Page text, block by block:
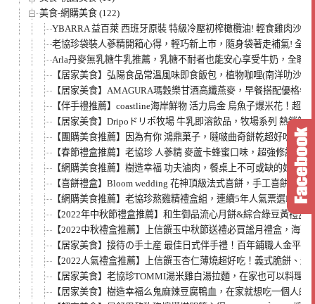
美食-網購美食 (122)
YBARRA 益百萊 西班牙原裝 特級冷壓初榨橄欖油! 輕食雞肉沙拉
老協珍袋裝人蔘精開箱心得，輕巧新上市，隨身袋著走補氣! 全
Arla丹麥無乳糖牛乳推薦，乳糖不耐者也能安心享受牛奶，全聯
【居家美食】弘陽食品常溫風味即食飯包，植物咖哩(南洋叻沙)
【居家美食】AMAGURA瑪穀樂甘酒高纖燕麥，早餐搭配優格
【伴手禮推薦】coastline海岸鮮物 活力烏金 烏魚子爆米花！超好
【居家美食】Dripoドリポ牧場 牛乳即溶飲品，牧場系列 熱銷
【團購美食推薦】因為有你 鴻鼎菓子，噠啵曲奇餅乾超好吃，
【春節禮盒推薦】老協珍 人蔘精 麥蘆卡蜂蜜口味，超強修護力
【網購美食推薦】樹造幸福 功夫滷肉，餐桌上不可或缺的好味
【喜餅禮盒】Bloom wedding 花神頂級法式喜餅，手工喜餅推薦
【網購美食推薦】老協珍熬雞精禮盒組，連續5年人氣票選No.1
【2022年中秋節禮盒推薦】和生御品流心月餅&綜合綠豆黃禮
【2022中秋禮盒推薦】上信饌玉中秋節送禮必買謐月禮盒，海
【居家美食】接待の手土産 最佳日式伴手禮！百年鋪職人金平
【2022人氣禮盒推薦】上信饌玉杏仁薄燒超好吃！義式脆餅、
【居家美食】老協珍TOMMI湯米雞白湯拉麵，在家也可以料理
【居家美食】樹造幸福么鬼麻辣豆腐鴨血，在家就想吃一個人